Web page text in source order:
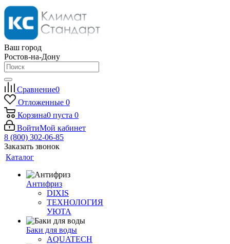
Ваш город
Ростов-на-Дону
Сравнение0
Отложенные 0
Корзина0 пуста 0
ВойтиМой кабинет
8 (800) 302-06-85
Заказать звонок
Каталог
Антифриз
DIXIS
ТЕХНОЛОГИЯ
УЮТА
Баки для воды
AQUATECH